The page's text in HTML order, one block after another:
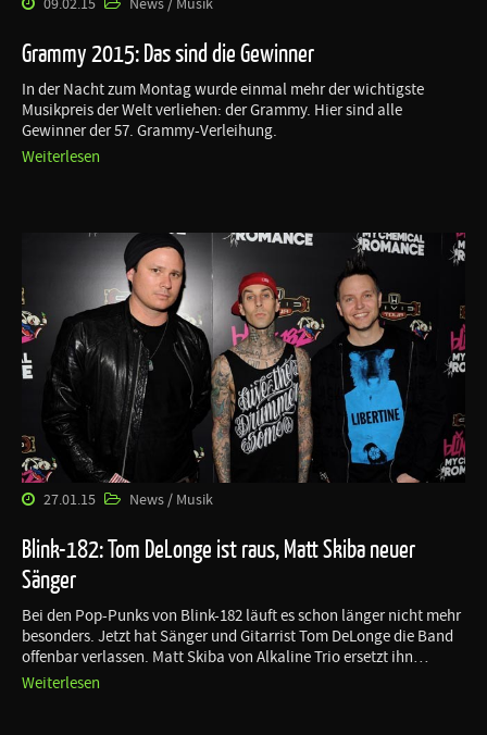
09.02.15 News / Musik
Grammy 2015: Das sind die Gewinner
In der Nacht zum Montag wurde einmal mehr der wichtigste
Musikpreis der Welt verliehen: der Grammy. Hier sind alle
Gewinner der 57. Grammy-Verleihung.
Weiterlesen
27.01.15 News / Musik
Blink-182: Tom DeLonge ist raus, Matt Skiba neuer
Sänger
Bei den Pop-Punks von Blink-182 läuft es schon länger nicht mehr
besonders. Jetzt hat Sänger und Gitarrist Tom DeLonge die Band
offenbar verlassen. Matt Skiba von Alkaline Trio ersetzt ihn…
Weiterlesen